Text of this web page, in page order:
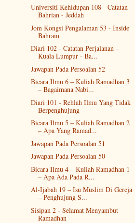
Universiti Kehidupan 108 - Catatan
Bahrian - Jeddah
Jom Kongsi Pengalaman 53 - Inside
Bahrain
Diari 102 - Catatan Perjalanan –
Kuala Lumpur - Ba...
Jawapan Pada Persoalan 52
Bicara Ilmu 6 – Kuliah Ramadhan 3
– Bagaimana Nabi...
Diari 101 - Rehlah Ilmu Yang Tidak
Berpenghujung
Bicara Ilmu 5 – Kuliah Ramadhan 2
– Apa Yang Ramad...
Jawapan Pada Persoalan 51
Jawapan Pada Persoalan 50
Bicara Ilmu 4 – Kuliah Ramadhan 1
– Apa Ada Pada R...
Al-Ijabah 19 – Isu Muslim Di Gereja
– Penghujung S...
Sisipan 2 - Selamat Menyambut
Ramadhan